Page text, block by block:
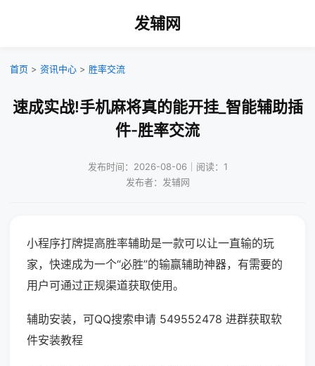
发辅网
首页 > 资讯中心 > 胜率交流
速成实战!手机麻将真的能开挂_智能辅助插
件-胜率交流
发布时间：2026-08-06｜阅读：1
发布者：发辅网
小程序打牌提高胜率辅助是一款可以让一直输的玩
家，快速成为一个“必胜”的输赢辅助神器，有需要的
用户可通过正规渠道获取使用。
辅助安装，可QQ搜索申请 549552478 进群获取软
件安装教程